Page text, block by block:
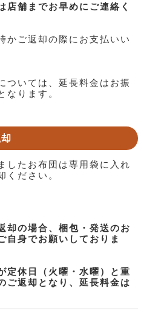
店舗までお早めにご連絡く
かご返却の際にお支払いい
ついては、延長料金はお振
なります。
したお布団は専用袋に入れ
ください。
却の場合、梱包・発送のお
自身でお願いしておりま
定休日（火曜・水曜）と重
ご返却となり、延長料金は